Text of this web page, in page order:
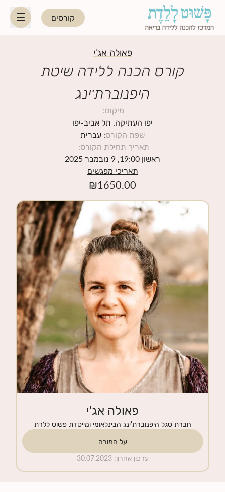
קורסים
היפנוברת׳ינג
לקראת ההורות
תאריכי קורסים קרובים
בלוג
חנות
צרי קשר
פאולה אג'י
קורס הכנה ללידה שיטת
היפנוברת׳ינג
מיקום:
יפו העתיקה, תל אביב-יפו
שפת הקורס: עברית
תאריך תחילת הקורס:
ראשון 19:00, 9 נובמבר 2025
תאריכי מפגשים
₪1650.00
פאולה אג'י
חברת סגל היפנוברת'ינג הבינלאומי ומייסדת פשוט ללדת
על המורה
עדכון אחרון:
30.07.2023